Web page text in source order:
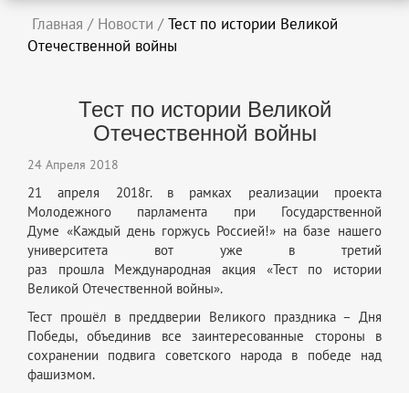
Главная / Новости / Тест по истории Великой
Отечественной войны
Тест по истории Великой
Отечественной войны
24 Апреля 2018
21 апреля 2018г. в рамках реализации проекта
Молодежного парламента при Государственной
Думе «Каждый день горжусь Россией!» на базе нашего
университета вот уже в третий
раз прошла Международная акция «Тест по истории
Великой Отечественной войны».
Тест прошёл в преддверии Великого праздника – Дня
Победы, объединив все заинтересованные стороны в
сохранении подвига советского народа в победе над
фашизмом.